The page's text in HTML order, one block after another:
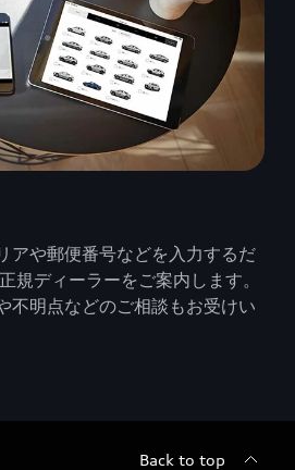
アや郵便番号などを入力するだ
規ディーラーをご案内します。
不明点などのご相談もお受けい
Back to top